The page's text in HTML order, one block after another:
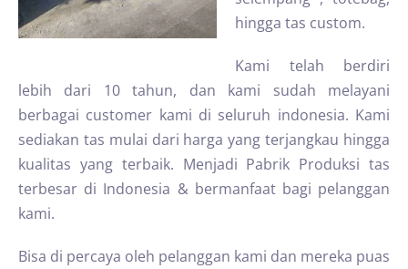
hingga tas custom.
Kami telah berdiri
lebih dari 10 tahun, dan kami sudah melayani
berbagai customer kami di seluruh indonesia. Kami
sediakan tas mulai dari harga yang terjangkau hingga
kualitas yang terbaik. Menjadi Pabrik Produksi tas
terbesar di Indonesia & bermanfaat bagi pelanggan
kami.
Bisa di percaya oleh pelanggan kami dan mereka puas